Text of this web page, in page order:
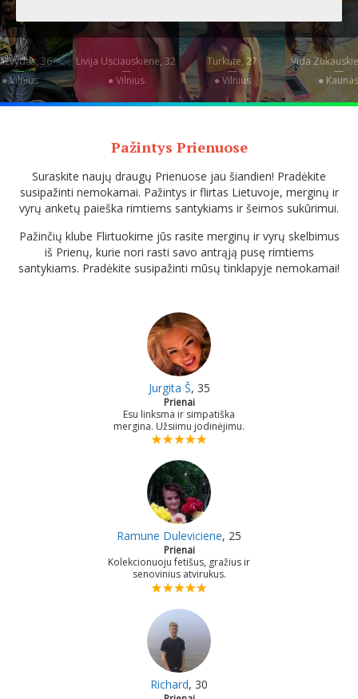
36
—
● Vilnius
Livija Usciauskiene, 32
—
● Vilnius
Turkute, 27
—
● Vilnius
Vida
—
● Kaunas
Pažintys Prienuose
Suraskite naujų draugų Prienuose jau šiandien! Pradėkite
susipažinti nemokamai. Pažintys ir flirtas Lietuvoje, merginų ir
vyrų anketų paieška rimtiems santykiams ir šeimos sukūrimui.
Pažinčių klube Flirtuokime jūs rasite merginų ir vyrų skelbimus
iš Prienų, kurie nori rasti savo antrąją pusę rimtiems
santykiams. Pradėkite susipažinti mūsų tinklapyje nemokamai!
Jurgita Š, 35
Prienai
Esu linksma ir simpatiška
mergina. Užsiimu jodinėjimu.
Ramune Duleviciene, 25
Prienai
Kolekcionuoju fetišus, gražius ir
senovinius atvirukus.
Richard, 30